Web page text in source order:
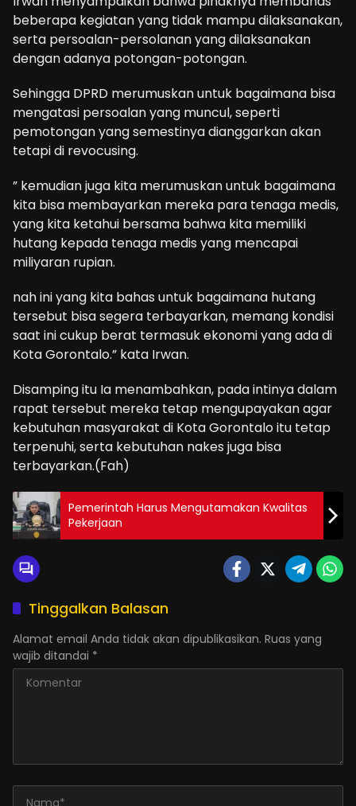
beberapa kegiatan yang tidak mampu dilaksanakan,
serta persoalan-persolanan yang dilaksanakan
dengan adanya potongan-potongan.
Sehingga DPRD merumuskan untuk bagaimana bisa
mengatasi persoalan yang muncul, seperti
pemotongan yang semestinya dianggarkan akan
tetapi di revocusing.
” kemudian juga kita merumuskan untuk bagaimana
kita bisa membayarkan mereka para tenaga medis,
yang kita ketahui bersama bahwa kita memiliki
hutang kepada tenaga medis yang mencapai
miliyaran rupian.
nah ini yang kita bahas untuk bagaimana hutang
tersebut bisa segera terbayarkan, memang kondisi
saat ini cukup berat termasuk ekonomi yang ada di
Kota Gorontalo.” kata Irwan.
Disamping itu Ia menambahkan, pada intinya dalam
rapat tersebut mereka tetap mengupayakan agar
kebutuhan masyarakat di Kota Gorontalo itu tetap
terpenuhi, serta kebutuhan nakes juga bisa
terbayarkan.(Fah)
Pemerintah Harus Mengutamakan Kwalitas
Pekerjaan
Tinggalkan Balasan
Alamat email Anda tidak akan dipublikasikan. Ruas yang
wajib ditandai *